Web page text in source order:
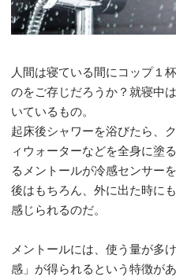
人間は寝ている間にコップ１
のをご存じだろうか？就寝中
いているもの。
起床後シャワーを浴びたら、
ィウォーターなどを全身に塗
るメントールが冷感センサー
後はもちろん、外に出た時に
感じられるのだ。
メントールには、使う量が多
感」が得られるという特徴が